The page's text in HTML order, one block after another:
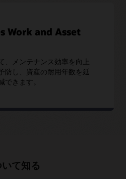
Work and Asset
、メンテナンス効率を向上
防し、資産の耐用年数を延
きます。
て知る